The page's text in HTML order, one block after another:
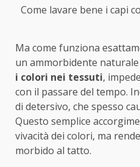
Come lavare bene i capi
Ma come funziona
un ammorbidente naturale
i colori nei tessuti,
con il passare del tempo.
di detersivo, che spesso
Questo semplice
vivacità dei colori, ma
morbido al tatto.